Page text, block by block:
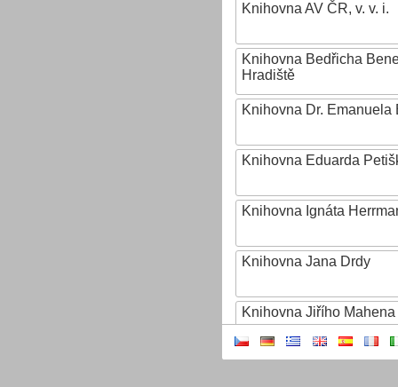
Knihovna AV ČR, v. v. i.
Knihovna Bedřicha
Hradiště
Knihovna Dr. Emanuela
Knihovna Eduarda
Knihovna Ignáta
Knihovna Jana Drdy
Knihovna Jiřího
Knihovna Karla